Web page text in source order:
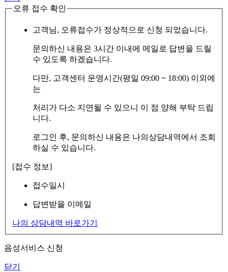
오류 접수 확인
고객님, 오류접수가 정상적으로 신청 되었습니다.
문의하신 내용은 3시간 이내에 메일로 답변을 드릴
수 있도록 하겠습니다.
다만, 고객센터 운영시간(평일 09:00 ~ 18:00) 이외에
는
처리가 다소 지연될 수 있으니 이 점 양해 부탁 드립
니다.
로그인 후, 문의하신 내용은 나의상담내역에서 조회
하실 수 있습니다.
[접수 정보]
접수일시
답변받을 이메일
나의 상담내역 바로가기
음성서비스 신청
닫기